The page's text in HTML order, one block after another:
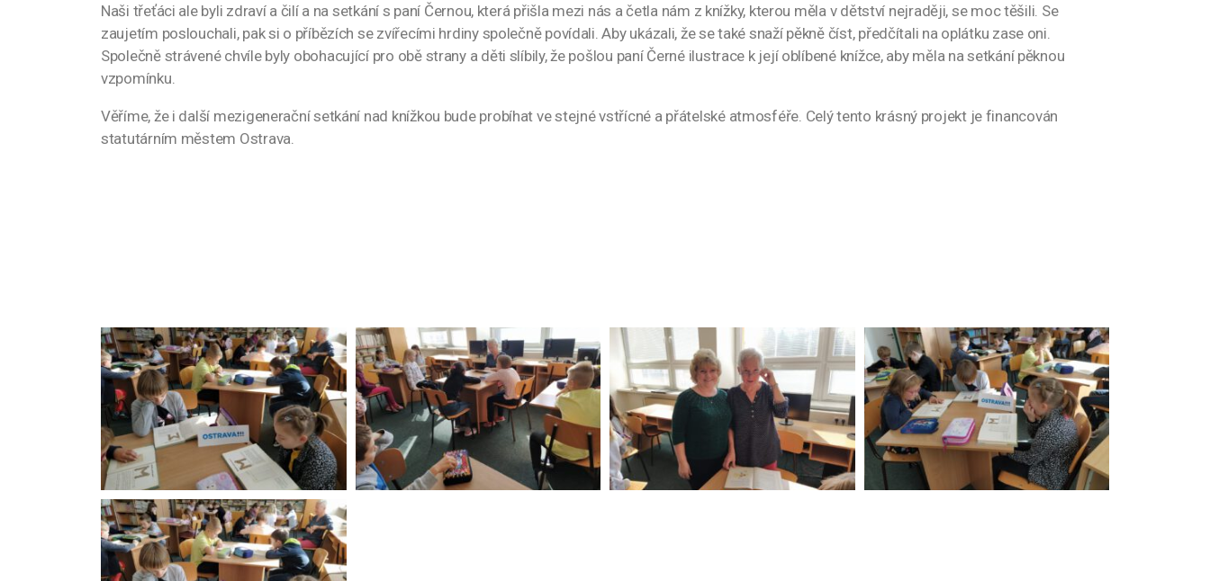
Naši třeťáci ale byli zdraví a čilí a na setkání s paní Černou, která přišla mezi nás a četla nám z knížky, kterou měla v dětství nejraději, se moc těšili. Se
zaujetím poslouchali, pak si o příbězích se zvířecími hrdiny společně povídali. Aby ukázali, že se také snaží pěkně číst, předčítali na oplátku zase oni.
Společně strávené chvíle byly obohacující pro obě strany a děti slíbily, že pošlou paní Černé ilustrace k její oblíbené knížce, aby měla na setkání pěknou
vzpomínku.
Věříme, že i další mezigenerační setkání nad knížkou bude probíhat ve stejné vstřícné a přátelské atmosféře. Celý tento krásný projekt je financován
statutárním městem Ostrava.